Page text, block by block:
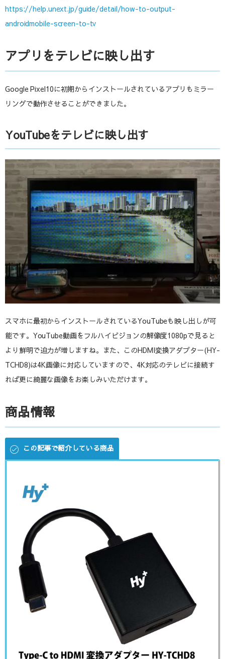
https://help.unext.jp/guide/detail/how-to-output-
androidmobile-screen-to-tv
アプリをテレビに映し出す
Google Pixel10に初期からインストールされているアプリもミラー
リングで動作させることができました。
YouTubeをテレビに映し出す
スマホに最初からインストールされているYouTubeも映し出しが可
能です。YouTube動画をフルハイビジョンの解像度1080pで見ると
より鮮明で迫力が増しますね。また、このHDMI変換アダプター(HY-
TCHD8)は4K画像に対応していますので、4K対応のテレビに接続す
れば更に綺麗な画像をお楽しみいただけます。
商品情報
この記事で紹介している商品